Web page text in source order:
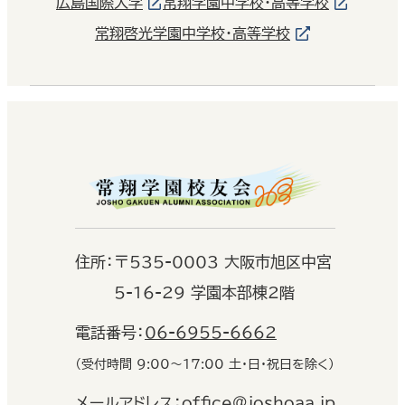
広島国際大学 常翔学園中学校・高等学校
常翔啓光学園中学校・高等学校
住所： 〒535-0003 大阪市旭区中宮
5-16-29 学園本部棟2階
電話番号： 06-6955-6662
（受付時間 9:00〜17:00 土・日・祝日を除く）